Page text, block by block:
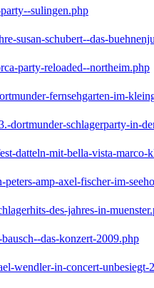
sulingen.php
susan-schubert--das-
party-reloaded--northeim.php
fernsehgarten-im-
dortmunder-schlagerparty-in-
datteln-mit-bella-vista-marco-
peters-amp-axel-fischer-im-
des-jahres-in-
das-konzert-2009.php
wendler-in-concert-unbesiegt-